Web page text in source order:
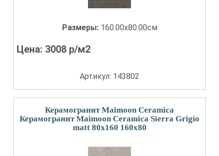
Размеры: 160.00x80.00см
Цена: 3008 р/м2
Артикул: 143802
Керамогранит Maimoon Ceramica
Керамогранит Maimoon Ceramica Sierra Grigio
matt 80x160 160x80